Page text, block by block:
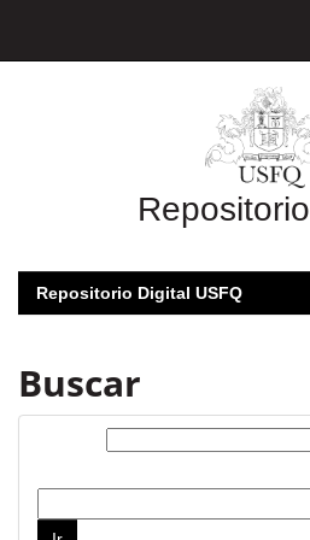
Repositorio
Repositorio Digital USFQ
Buscar